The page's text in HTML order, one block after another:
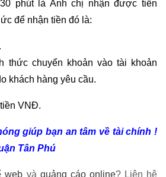
phút là Anh chị nhận được tiền
để nhận tiền đó là:
thức chuyển khoản vào tài khoản
khách hàng yêu cầu.
VNĐ.
giúp bạn an tâm về tài chính !
Tân Phú
web và quảng cáo online? Liên hệ